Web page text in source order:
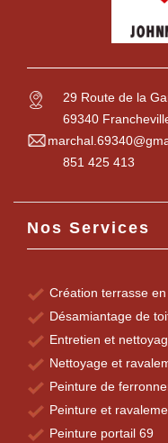
29 Route de la
69340
851 425 413
Nos Services
Création terrasse
Désamiantage de
Entretien et
Nettoyage et
Peinture de
Peinture et
Peinture portail 69